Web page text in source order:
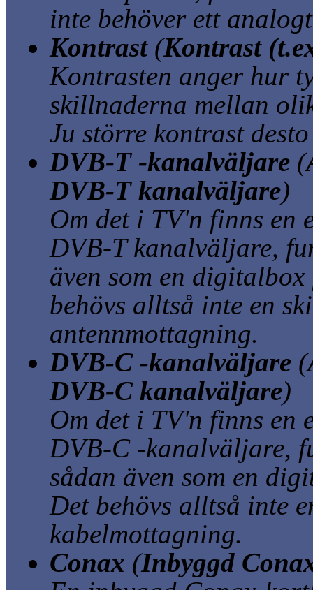
inte behöver ett
Kontrast (Kontrast
Kontrasten anger hur
skillnaderna mellan
Ju större kontrast
DVB-T -kanalväljare (
DVB-T kanalväljare)
Om det i TV'n finns en
DVB-T kanalväljare,
även som en
behövs alltså inte en
antennmottagning.
DVB-C -kanalväljare (
DVB-C kanalväljare)
Om det i TV'n finns en
DVB-C -kanalväljare,
sådan även som en
Det behövs alltså inte
kabelmottagning.
Conax (Inbyggd